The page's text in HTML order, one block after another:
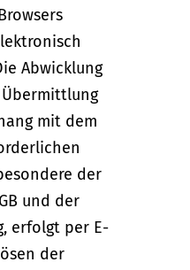
Abwicklung
mit dem
der
und der
erfolgt per E-
der